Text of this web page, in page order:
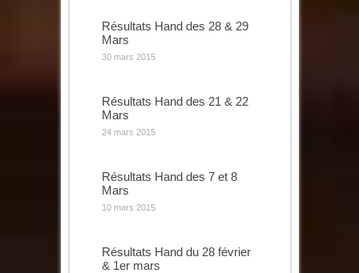
Résultats Hand des 28 & 29
Mars
30 mars 2015
Résultats Hand des 21 & 22
Mars
24 mars 2015
Résultats Hand des 7 et 8
Mars
10 mars 2015
Résultats Hand du 28 février
& 1er mars